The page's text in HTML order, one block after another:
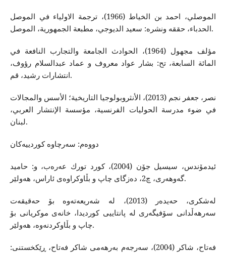
الموصلي، احمد بن الخياط (1966)، ترجمة الاولياء في الموصل
الحدباء، حققه‌ ونشره‌: سعيد الديوجي، مطبعة الجمهورية، الموصل.
مؤلف مجهول (1964)، الحوادث الجامعة والتجارب النافعة في
المائة السابعة، تح: بشار عواد معروف و عماد عبدالسلام رؤوف،
انتشارات رشيد، قم.
نصر، جعفر نجم (2013)، الأنثروبولوجيا التاريخية؛ الأسس والمجالات
في ضوء مدرسة الحوليات الفرنسية، مؤسسة الإنتشار العربي،
لبنان.
دووه‌م: سه‌رچاوه‌ كوردییه‌كان
ئیدمۆندس، سیسیل جۆن (2004)، كورد تورك عه‌ره‌ب، و: حامید
گه‌وهه‌ری، چ2، ده‌زگای چاپ و بڵاوكراوه‌ی ئاراس، هه‌ولێر.
له‌شكری، حه‌یده‌ر (2013)، له‌ شه‌ریعه‌ته‌وه‌ بۆ حه‌قیقه‌ت
سه‌رهه‌ڵدانی سۆفیگه‌ری له‌ پانتاییی كوردیدا، خانه‌ی موكریانی بۆ
چاپ و بڵاوكردنه‌وه‌، هه‌ولێر.
فه‌تاح، شاكر (2004)، سه‌رجه‌م به‌رهه‌می شاكر فه‌تاح، ڕێكخستنی: